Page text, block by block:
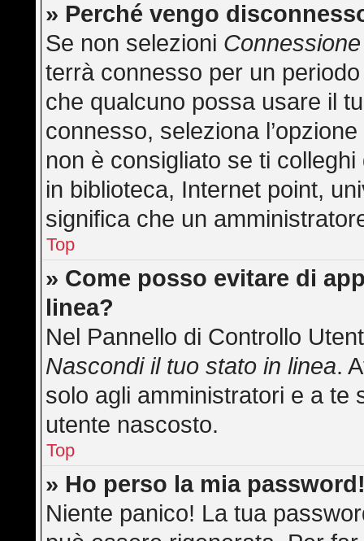
» Perché vengo
Se non selezioni
terrà connesso per un
che qualcuno possa usare il
connesso, seleziona
non è consigliato se ti
in biblioteca, Internet point,
significa che un
Top
» Come posso evitare di
linea?
Nel Pannello di Controllo
Nascondi il tuo stato in linea.
solo agli amministratori e a te
utente nascosto.
Top
» Ho perso la mia
Niente panico! La tua